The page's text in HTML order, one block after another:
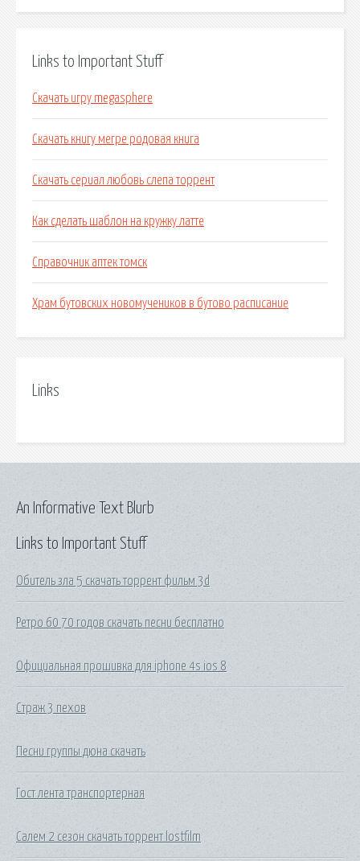
Links to Important Stuff
Скачать игру megasphere
Скачать книгу мегре родовая книга
Скачать сериал любовь слепа торрент
Как сделать шаблон на кружку латте
Справочник аптек томск
Храм бутовских новомучеников в бутово расписание
Links
Links to Important Stuff
Обитель зла 5 скачать торрент фильм 3d
Ретро 60 70 годов скачать песни бесплатно
Официальная прошивка для iphone 4s ios 8
Страж 3 пехов
Песни группы дюна скачать
Гост лента транспортерная
Салем 2 сезон скачать торрент lostfilm
An Informative Text Blurb